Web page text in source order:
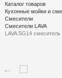
Каталог товаров
Кухонные мойки и
Смесители
Смесители LAVA
LAVA SG14